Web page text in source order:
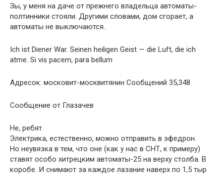
Зы, у меня на даче от прежнего владельца автоматы-
полтинники стояли. Другими словами, дом сгорает, а
автоматы не выключаются..
Ich ist Diener War. Seinen heiligen Geist — die Luft, die ich
atme. Si vis pacem, para bellum
Адресок: московит-москвитянин Сообщений 35,348
Сообщение от Глазачев
Не, ребят.
Электрика, естественно, можно отправить в эфедрон.
Но неувязка в тем, что оне (как у нас в СНТ, к примеру)
ставят особо хитрецким автоматы-25 на верху столба. В
коробе. И снимают за каждое лазание наверх по 1,5 тыр